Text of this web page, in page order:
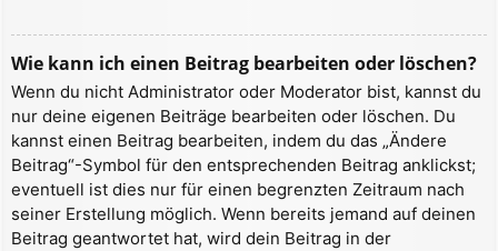
Wie kann ich einen Beitrag bearbeiten oder löschen?
Wenn du nicht Administrator oder Moderator bist, kannst du
nur deine eigenen Beiträge bearbeiten oder löschen. Du
kannst einen Beitrag bearbeiten, indem du das „Ändere
Beitrag“-Symbol für den entsprechenden Beitrag anklickst;
eventuell ist dies nur für einen begrenzten Zeitraum nach
seiner Erstellung möglich. Wenn bereits jemand auf deinen
Beitrag geantwortet hat, wird dein Beitrag in der